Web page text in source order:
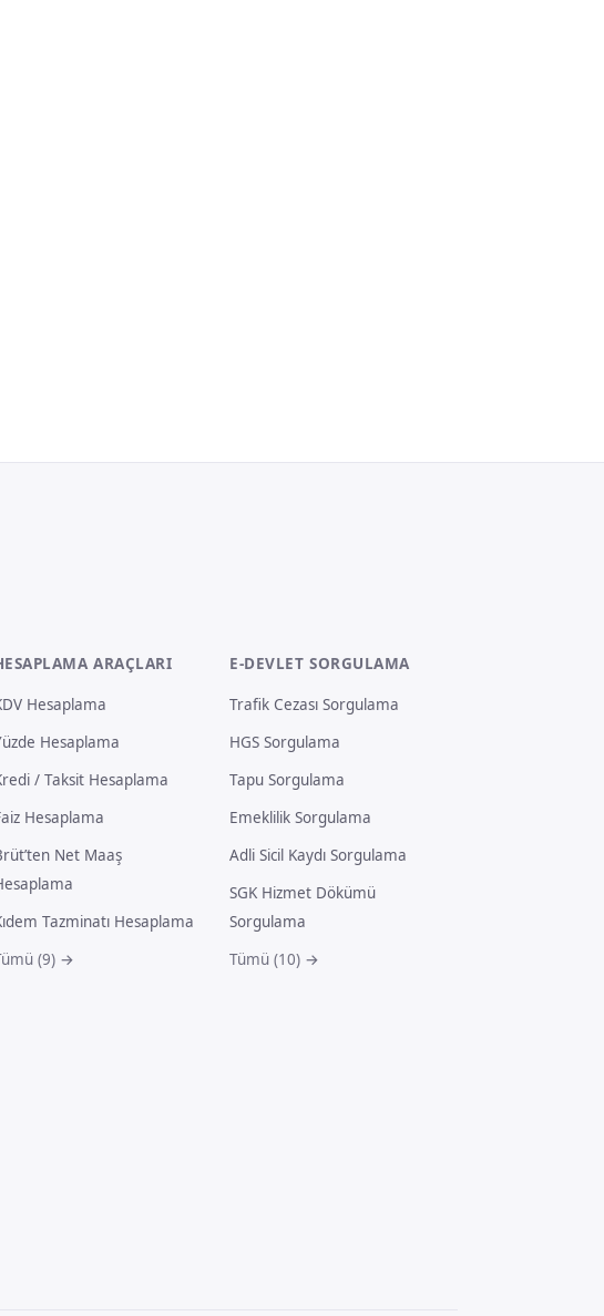
ARAÇLARI
Hesaplama
Hesaplama
/ Taksit Hesaplama
Hesaplama
Net Maaş
Tazminatı Hesaplama
(9) →
E-DEVLET SORGULAMA
Trafik Cezası Sorgulama
HGS Sorgulama
Tapu Sorgulama
Emeklilik Sorgulama
Adli Sicil Kaydı Sorgulama
SGK Hizmet Dökümü
Sorgulama
Tümü (10) →